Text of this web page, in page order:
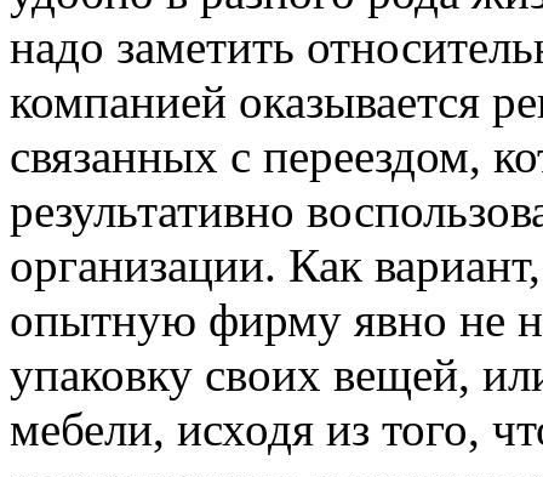
надо заметить
компанией оказывается
связанных с переездом,
результативно
организации. Как
опытную фирму явно не
упаковку своих вещей,
мебели, исходя из того,